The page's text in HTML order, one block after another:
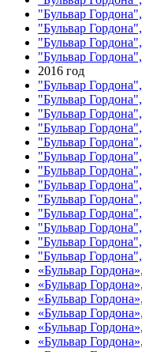
"Бульвар
"Бульвар
"Бульвар
"Бульвар
2016 год
"Бульвар
"Бульвар
"Бульвар
"Бульвар
"Бульвар
"Бульвар
"Бульвар
"Бульвар
"Бульвар
"Бульвар
"Бульвар
"Бульвар
"Бульвар
«Бульвар
«Бульвар
«Бульвар
«Бульвар
«Бульвар
«Бульвар